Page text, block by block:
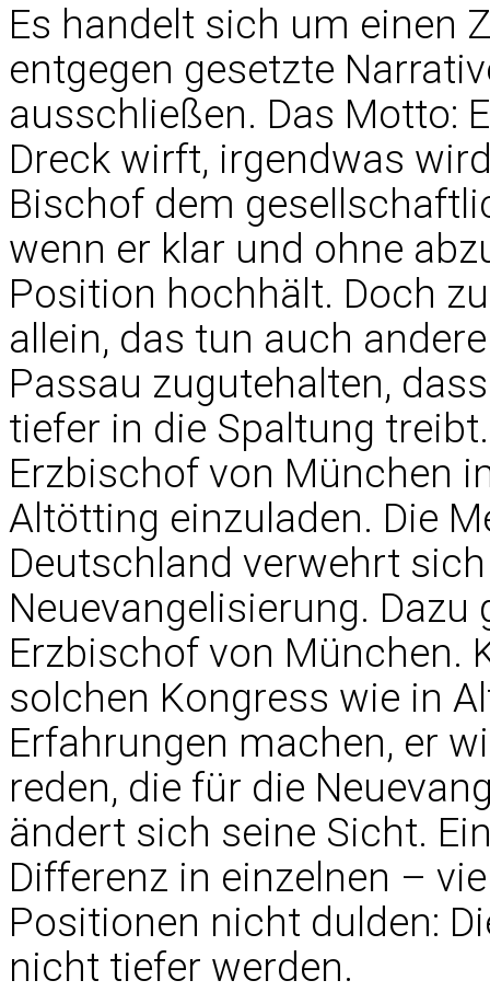
Es handelt sich um einen
entgegen gesetzte
ausschließen. Das Motto:
Dreck wirft, irgendwas
Bischof dem
wenn er klar und ohne
Position hochhält. Doch
allein, das tun auch
Passau zugutehalten,
tiefer in die Spaltung
Erzbischof von München
Altötting einzuladen. Die
Deutschland verwehrt
Neuevangelisierung.
Erzbischof von München.
solchen Kongress wie in
Erfahrungen machen, er
reden, die für die
ändert sich seine Sicht.
Differenz in einzelnen –
Positionen nicht dulden:
nicht tiefer werden.